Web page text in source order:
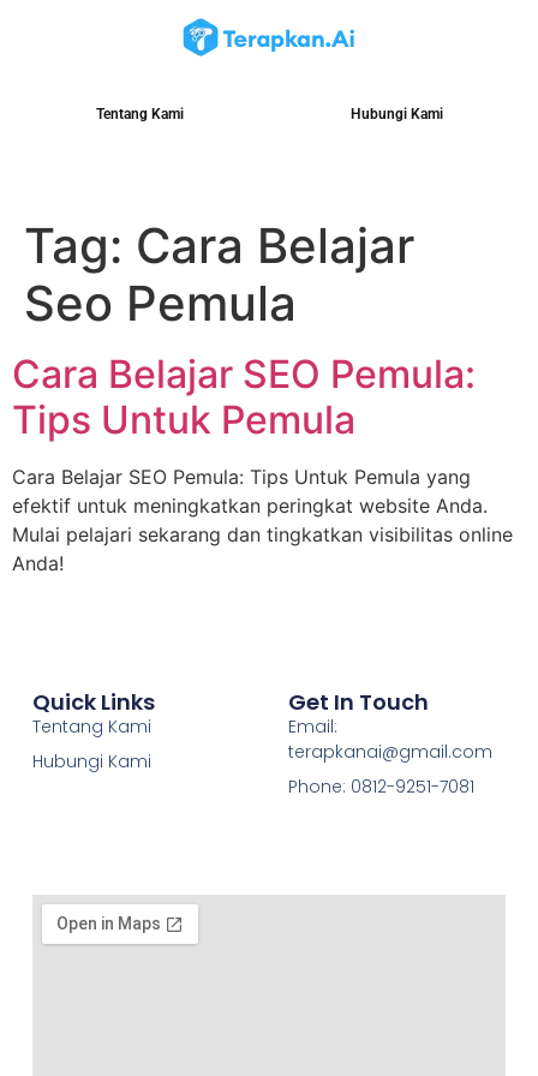
Tentang Kami Hubungi Kami
Tag: Cara Belajar
Seo Pemula
Cara Belajar SEO Pemula:
Tips Untuk Pemula
Cara Belajar SEO Pemula: Tips Untuk Pemula yang
efektif untuk meningkatkan peringkat website Anda.
Mulai pelajari sekarang dan tingkatkan visibilitas online
Anda!
Quick Links
Tentang Kami
Hubungi Kami
Get In Touch
Email:
terapkanai@gmail.com
Phone: 0812-9251-7081